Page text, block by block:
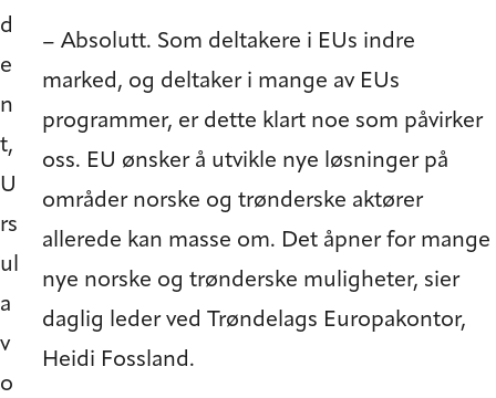
d
e
n
t,
U
rs
ul
a
v
o
– Absolutt. Som deltakere i EUs indre
marked, og deltaker i mange av EUs
programmer, er dette klart noe som påvirker
oss. EU ønsker å utvikle nye løsninger på
områder norske og trønderske aktører
allerede kan masse om. Det åpner for mange
nye norske og trønderske muligheter, sier
daglig leder ved Trøndelags Europakontor,
Heidi Fossland.